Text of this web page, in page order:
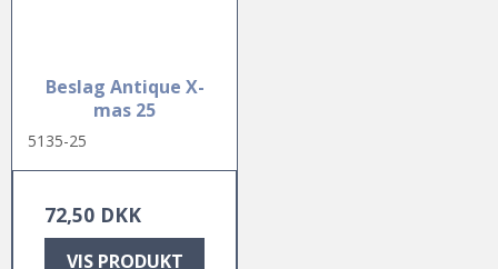
Beslag Antique X-
mas 25
5135-25
72,50 DKK
VIS PRODUKT